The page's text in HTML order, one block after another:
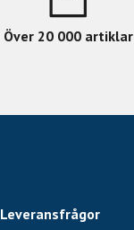
Över 20 000 artiklar
Leveransfrågor